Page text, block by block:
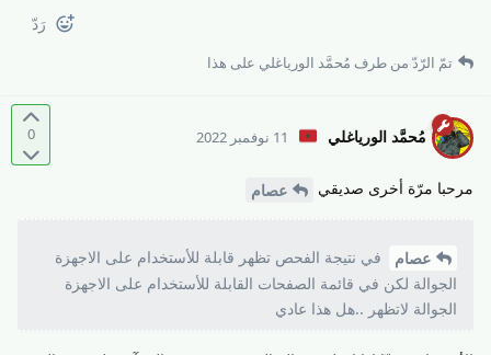
رَدّ
تمّ الرّدّ من طرف مُحمَّد الورياغلي على هذا
0 مُحمَّد الورياغلي 11 نوفمبر 2022
مرحبا مرّة أخرى صديقي عصام
عصام
في نتيجة الفحص تظهر قابلة للأستخدام على الاجهزة
الجوالة لكن في قائمة الصفحات القابلة للأستخدام على الاجهزة
الجوالة لاتظهر ..هل هذا عادي